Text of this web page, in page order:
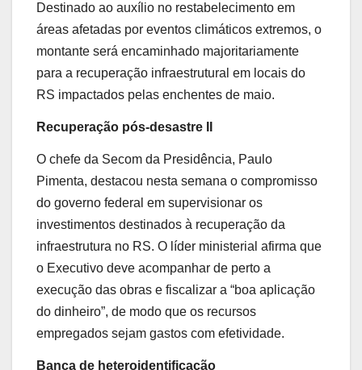
Destinado ao auxílio no restabelecimento em
áreas afetadas por eventos climáticos extremos, o
montante será encaminhado majoritariamente
para a recuperação infraestrutural em locais do
RS impactados pelas enchentes de maio.
Recuperação pós-desastre II
O chefe da Secom da Presidência, Paulo
Pimenta, destacou nesta semana o compromisso
do governo federal em supervisionar os
investimentos destinados à recuperação da
infraestrutura no RS. O líder ministerial afirma que
o Executivo deve acompanhar de perto a
execução das obras e fiscalizar a “boa aplicação
do dinheiro”, de modo que os recursos
empregados sejam gastos com efetividade.
Banca de heteroidentificação